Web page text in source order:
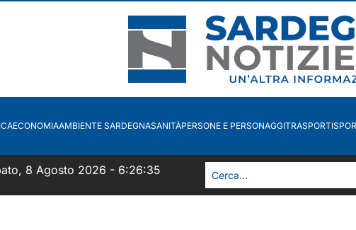
ECONOMIAAMBIENTE SARDEGNASANITÀPERSONE E PERSONAGGITRASPORTI
8 Agosto 2026 - 6:26:35